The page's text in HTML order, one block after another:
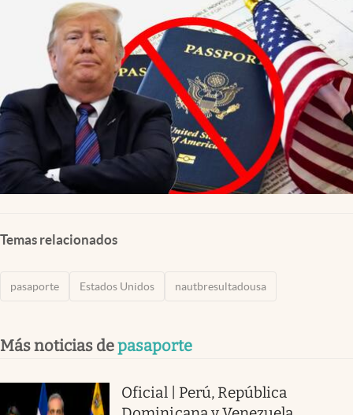
USA
Temas relacionados
pasaporte Estados Unidos nautbresultadousa
Más noticias depasaporte
Oficial | Perú, República